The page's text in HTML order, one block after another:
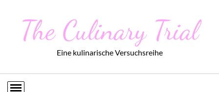
The Culinary Trial
Eine kulinarische Versuchsreihe